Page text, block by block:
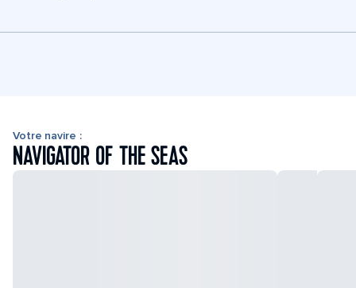
Votre navire :
NAVIGATOR OF THE SEAS